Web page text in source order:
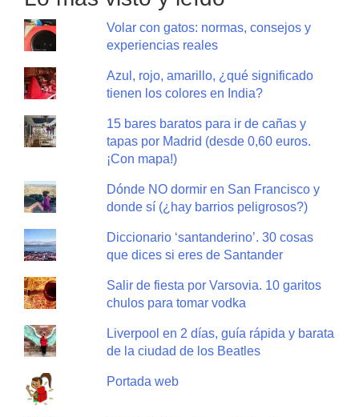
Volar con gatos: normas, consejos y
experiencias reales
Azul, rojo, amarillo, ¿qué significado
tienen los colores en India?
15 bares baratos para ir de cañas y
tapas por Madrid (desde 0,60 euros.
¡Con mapa!)
Dónde NO dormir en San Francisco y
donde sí (¿hay barrios peligrosos?)
Diccionario ‘santanderino’. 30 cosas
que dices si eres de Santander
Salir de fiesta por Varsovia. 10 garitos
chulos para tomar vodka
Liverpool en 2 días, guía rápida y barata
de la ciudad de los Beatles
Portada web